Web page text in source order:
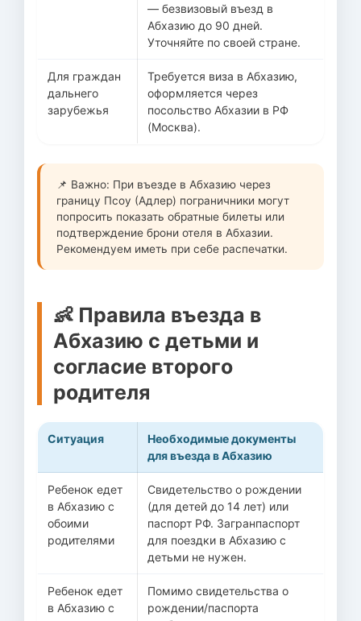
— безвизовый въезд в
Абхазию до 90 дней.
Уточняйте по своей стране.
Для граждан
дальнего
зарубежья
Требуется виза в Абхазию,
оформляется через
посольство Абхазии в РФ
(Москва).
📌 Важно: При въезде в Абхазию через
границу Псоу (Адлер) пограничники могут
попросить показать обратные билеты или
подтверждение брони отеля в Абхазии.
Рекомендуем иметь при себе распечатки.
👶 Правила въезда в
Абхазию с детьми и
согласие второго
родителя
Ситуация
Необходимые документы
для въезда в Абхазию
Ребенок едет
в Абхазию с
обоими
родителями
Свидетельство о рождении
(для детей до 14 лет) или
паспорт РФ. Загранпаспорт
для поездки в Абхазию с
детьми не нужен.
Ребенок едет
в Абхазию с
Помимо свидетельства о
рождении/паспорта